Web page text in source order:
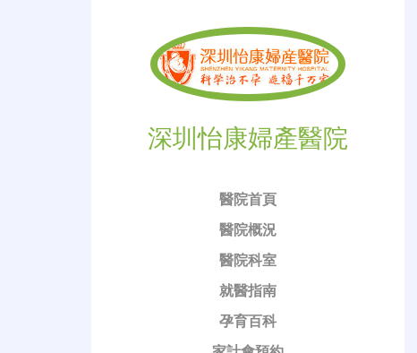
深圳怡康婦產醫院
醫院首頁
醫院概況
醫院科室
就醫指南
孕育百科